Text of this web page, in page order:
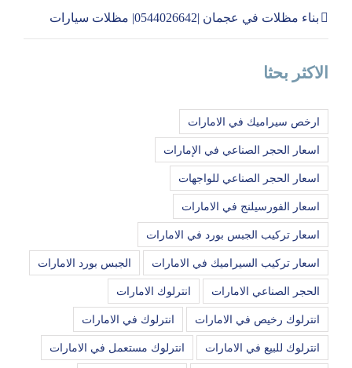
بناء مظلات في عجمان |0544026642| مظلات سيارات
الاكثر بحثا
ارخص سيراميك في الامارات
اسعار الحجر الصناعي في الإمارات
اسعار الحجر الصناعي للواجهات
اسعار الفورسيلنج في الامارات
اسعار تركيب الجبس بورد في الامارات
اسعار تركيب السيراميك في الامارات الجبس بورد الامارات
الحجر الصناعي الامارات انترلوك الامارات
انترلوك رخيص في الامارات انترلوك في الامارات
انترلوك للبيع في الامارات انترلوك مستعمل في الامارات